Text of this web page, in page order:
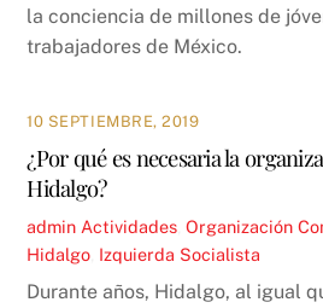
la conciencia de millones de
trabajadores de México.
10 SEPTIEMBRE, 2019
¿Por qué es necesaria la
Hidalgo?
admin Actividades ,Organización
Hidalgo Izquierda Socialista
Durante años, Hidalgo, al igual